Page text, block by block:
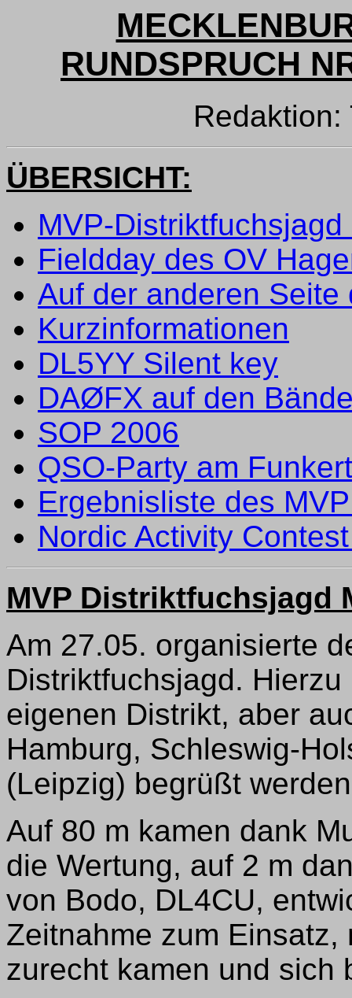
RUNDSPRUCH
Redaktion:
ÜBERSICHT:
MVP-
Fieldday des OV
Auf der anderen Seite
Kurzinformationen
DL5YY Silent key
DAØFX auf den
SOP 2006
QSO-Party am
Ergebnisliste des
Nordic Activity
MVP Distriktfuchsjagd
Am 27.05. organisierte
Distriktfuchsjagd.
eigenen Distrikt, aber
Hamburg, Schleswig-
(Leipzig) begrüßt
Auf 80 m kamen dank
die Wertung, auf 2 m
von Bodo, DL4CU,
Zeitnahme zum
zurecht kamen und sich